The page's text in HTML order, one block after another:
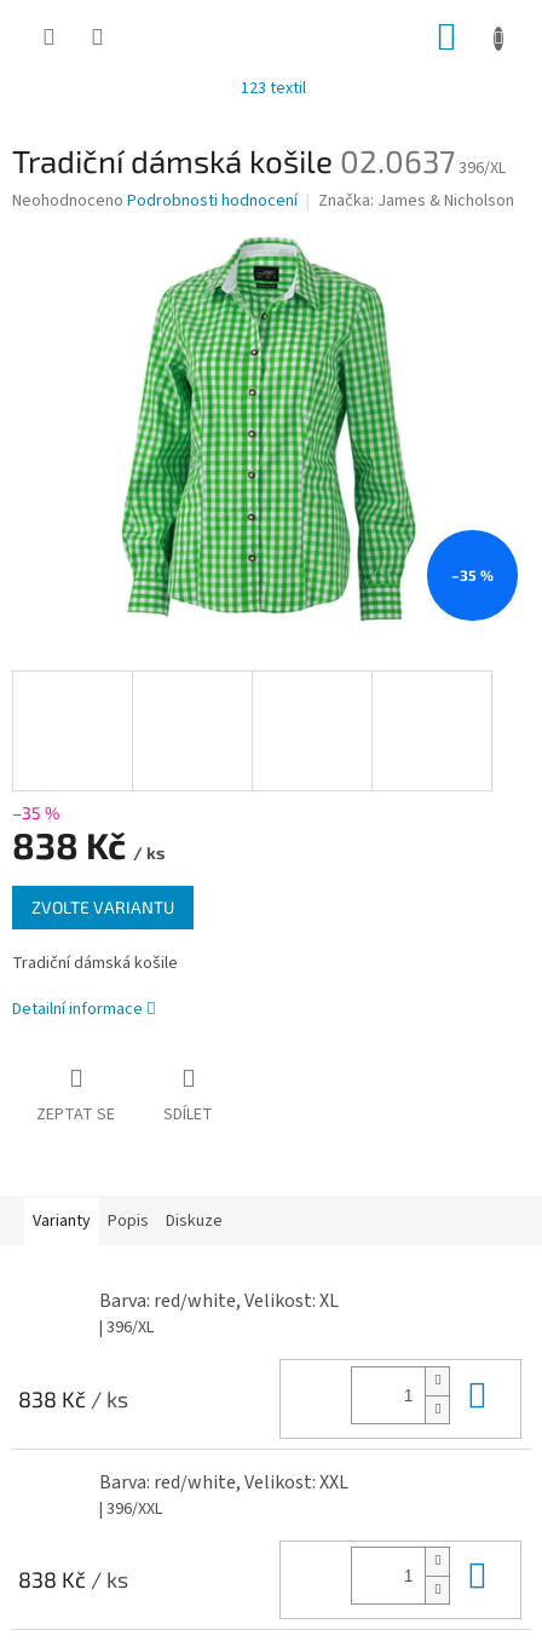
123 textil
Tradiční dámská košile 02.0637396/XL
Průměrné
Neohodnoceno Podrobnosti hodnocení Značka: James & Nicholson
–35 %
–35 %
838 Kč / ks
Měrná
cena:
ZVOLTE VARIANTU
Tradiční dámská košile
Detailní informace
ZEPTAT SE SDÍLET
Varianty Popis Diskuze
Barva: red/white, Velikost: XL
| 396/XL
838 Kč / ks
Barva: red/white, Velikost: XXL
| 396/XXL
838 Kč / ks